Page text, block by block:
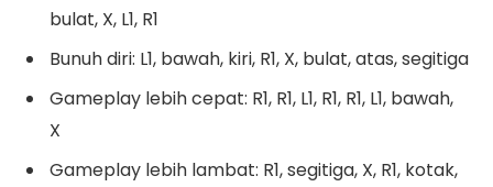
bulat, X, L1, R1
Bunuh diri: L1, bawah, kiri, R1, X, bulat, atas, segitiga
Gameplay lebih cepat: R1, R1, L1, R1, R1, L1, bawah,
X
Gameplay lebih lambat: R1, segitiga, X, R1, kotak,